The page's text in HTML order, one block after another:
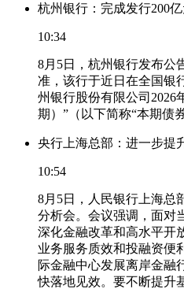
杭州银行：完成发行200
10:34
8月5日，杭州银行发布公
准，该行于近日在全国银
州银行股份有限公司2026
期）”（以下简称“本期债券
央行上海总部：进一步提
10:54
8月5日，人民银行上海总
分析会。会议强调，面对
深化金融改革和高水平开
业务服务质效和投融资便
际金融中心发展离岸金融
快落地见效。要不断提升